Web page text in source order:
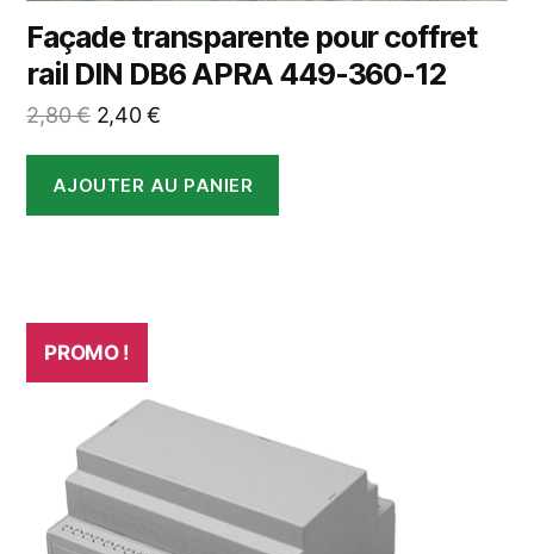
Façade transparente pour coffret
rail DIN DB6 APRA 449-360-12
2,80€ Le
initial
était :
2,40€Le
actuel
est :
AJOUTER AU PANIER
PROMO !